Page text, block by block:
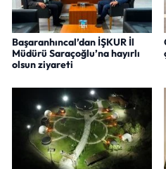
Başaranhıncal’dan İŞKUR İl
Müdürü Saraçoğlu’na hayırlı
olsun ziyareti